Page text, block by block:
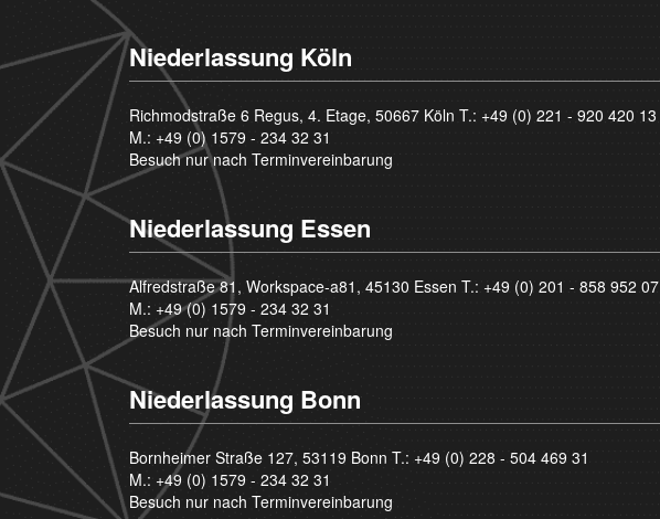
Niederlassung Köln
Richmodstraße 6 Regus, 4. Etage, 50667 Köln T.: +49 (0) 221 - 920 420 13
M.: +49 (0) 1579 - 234 32 31
Besuch nur nach Terminvereinbarung
Niederlassung Essen
Alfredstraße 81, Workspace-a81, 45130 Essen T.: +49 (0) 201 - 858 952 07
M.: +49 (0) 1579 - 234 32 31
Besuch nur nach Terminvereinbarung
Niederlassung Bonn
Bornheimer Straße 127, 53119 Bonn T.: +49 (0) 228 - 504 469 31
M.: +49 (0) 1579 - 234 32 31
Besuch nur nach Terminvereinbarung